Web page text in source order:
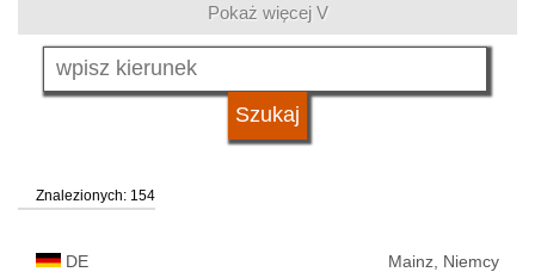
język
kwalifikacje
Pokaż więcej V
Znalezionych: 154
DE Mainz, Niemcy